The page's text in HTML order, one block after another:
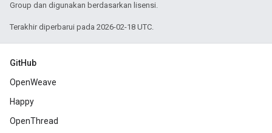
Group dan digunakan berdasarkan lisensi.
Terakhir diperbarui pada 2026-02-18 UTC.
GitHub
OpenWeave
Happy
OpenThread